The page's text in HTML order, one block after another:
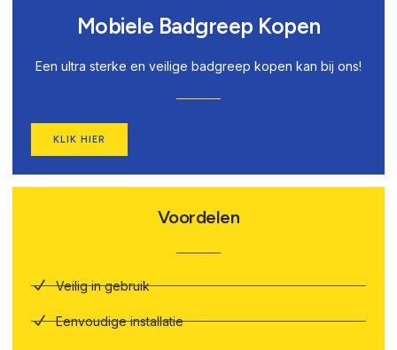
Mobiele Badgreep Kopen
Een ultra sterke en veilige badgreep kopen kan bij ons!
KLIK HIER
Voordelen
Veilig in gebruik
Eenvoudige installatie